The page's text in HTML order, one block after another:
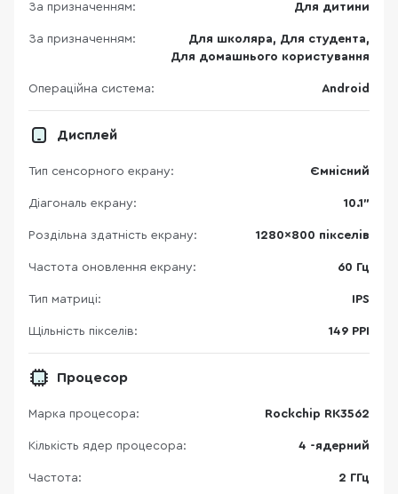
За призначенням: Для дитини
За призначенням:
Для школяра, Для студента,
Для домашнього користування
Операційна система: Android
Дисплей
Тип сенсорного екрану: Ємнісний
Діагональ екрану: 10.1"
Роздільна здатність екрану: 1280×800 пікселів
Частота оновлення екрану: 60 Гц
Тип матриці: IPS
Щільність пікселів: 149 PPI
Процесор
Марка процесора: Rockchip RK3562
Кількість ядер процесора: 4 -ядерний
Частота: 2 ГГц